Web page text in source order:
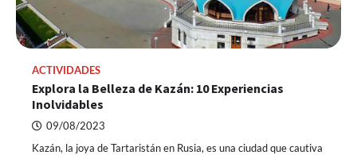
ACTIVIDADES
Explora la Belleza de Kazán: 10 Experiencias
Inolvidables
09/08/2023
Kazán, la joya de Tartaristán en Rusia, es una ciudad que cautiva